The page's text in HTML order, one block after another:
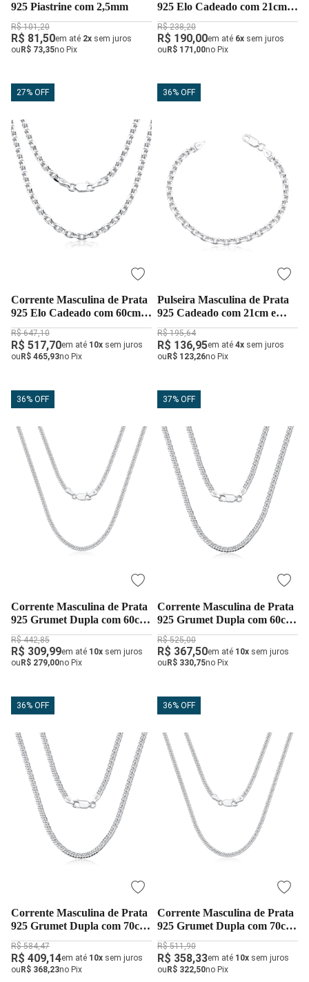
925 Piastrine com 2,5mm
R$ 101,20
R$ 81,50em até 2x sem juros
ou R$ 73,35no Pix
925 Elo Cadeado com 21cm e
3,5mm
R$ 238,20
R$ 190,00em até 6x sem juros
ou R$ 171,00no Pix
27% OFF
Corrente Masculina de Prata
925 Elo Cadeado com 60cm e
3,5mm
R$ 647,10
R$ 517,70em até 10x sem juros
ouR$ 465,93no Pix
36% OFF
Pulseira Masculina de Prata
925 Cadeado com 21cm e
3mm
R$ 195,64
R$ 136,95em até 4x sem juros
ouR$ 123,26no Pix
36% OFF
Corrente Masculina de Prata
925 Grumet Dupla com 60cm
e 2mm
R$ 442,85
R$ 309,99em até 10x sem juros
ou R$ 279,00no Pix
37% OFF
Corrente Masculina de Prata
925 Grumet Dupla com 60cm
e 3mm
R$ 525,00
R$ 367,50em até 10x sem juros
ou R$ 330,75no Pix
36% OFF
Corrente Masculina de Prata
925 Grumet Dupla com 70cm
e 3mm
R$ 584,47
R$ 409,14em até 10x sem juros
ouR$ 368,23no Pix
36% OFF
Corrente Masculina de Prata
925 Grumet Dupla com 70cm
e 2mm
R$ 511,90
R$ 358,33em até 10x sem juros
ouR$ 322,50no Pix